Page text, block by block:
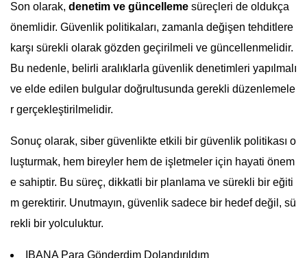
Son olarak, denetim ve güncelleme süreçleri de oldukça
önemlidir. Güvenlik politikaları, zamanla değişen tehditlere
karşı sürekli olarak gözden geçirilmeli ve güncellenmelidir.
Bu nedenle, belirli aralıklarla güvenlik denetimleri yapılmalı
ve elde edilen bulgular doğrultusunda gerekli düzenlemele
r gerçekleştirilmelidir.
Sonuç olarak, siber güvenlikte etkili bir güvenlik politikası o
luşturmak, hem bireyler hem de işletmeler için hayati önem
e sahiptir. Bu süreç, dikkatli bir planlama ve sürekli bir eğiti
m gerektirir. Unutmayın, güvenlik sadece bir hedef değil, sü
rekli bir yolculuktur.
IBANA Para Gönderdim Dolandırıldım